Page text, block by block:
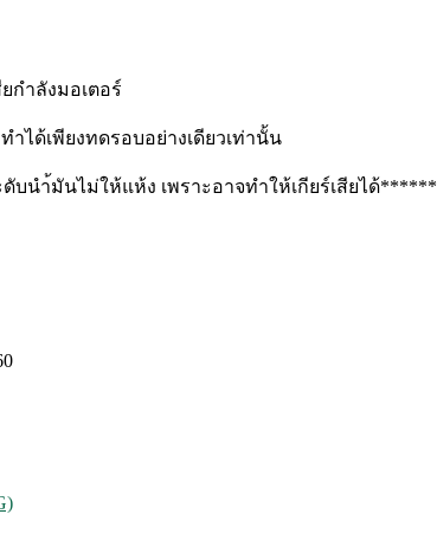
กำลังมอเตอร์
ทำได้เพียงทดรอบอย่างเดียวเท่านั้น
บนำ้มันไม่ให้แห้ง เพราะอาจทำให้เกียร์เสียได้******